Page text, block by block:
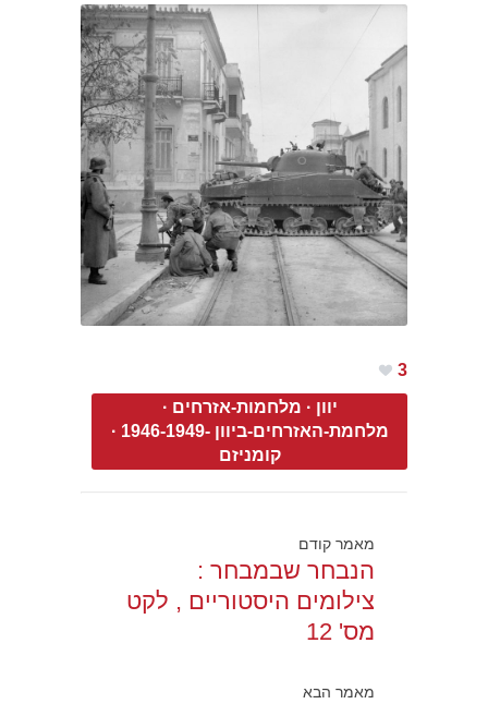
3
יוון · מלחמות-אזרחים ·
מלחמת-האזרחים-ביוון -1946-1949
·
קומניזם
מאמר קודם
הנבחר שבמבחר :
צילומים היסטוריים , לקט
מס' 12
מאמר הבא